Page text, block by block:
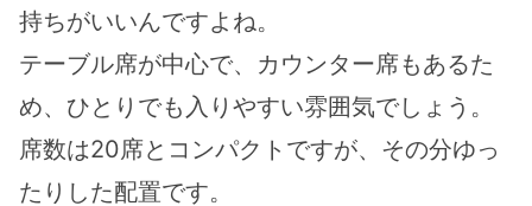
持ちがいいんですよね。
テーブル席が中心で、カウンター席もあるた
め、ひとりでも入りやすい雰囲気でしょう。
席数は20席とコンパクトですが、その分ゆっ
たりした配置です。